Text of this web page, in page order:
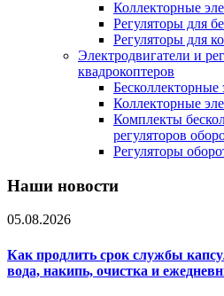
Коллекторные
Регуляторы для
Регуляторы для
Электродвигатели и
квадрокоптеров
Бесколлекторные
Коллекторные
Комплекты
регуляторов
Регуляторы
Наши новости
05.08.2026
Как продлить срок службы
вода, накипь, очистка и